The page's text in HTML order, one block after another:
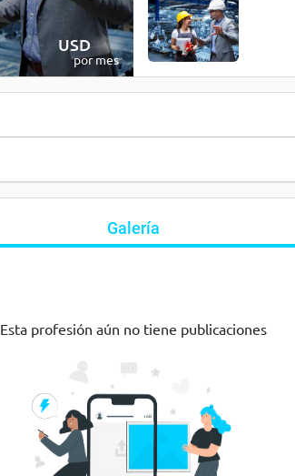
USD 250
por mes
Galería
Esta profesión aún no tiene publicaciones